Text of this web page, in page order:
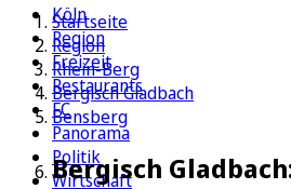
Köln
Region
Freizeit
Restaurants
FC
Panorama
Politik
Wirtschaft
Startseite
Region
Rhein-Berg
Bergisch Gladbach
Bensberg
Bergisch